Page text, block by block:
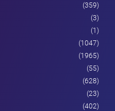
(359)
(3)
(1)
(1047)
(1965)
(55)
(628)
(23)
(402)